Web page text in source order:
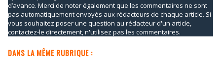
d’avance. Merci de noter également que les commentaires ne sont
pas automatiquement envoyés aux rédacteurs de chaque article. Si
vous souhaitez poser une question au rédacteur d'un article,
contactez-le directement, n'utilisez pas les commentaires.
DANS LA MÊME RUBRIQUE :